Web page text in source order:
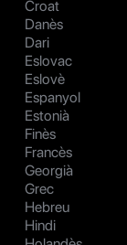
Croat
Danès
Dari
Eslovac
Eslovè
Espanyol
Estonià
Finès
Francès
Georgià
Grec
Hebreu
Hindi